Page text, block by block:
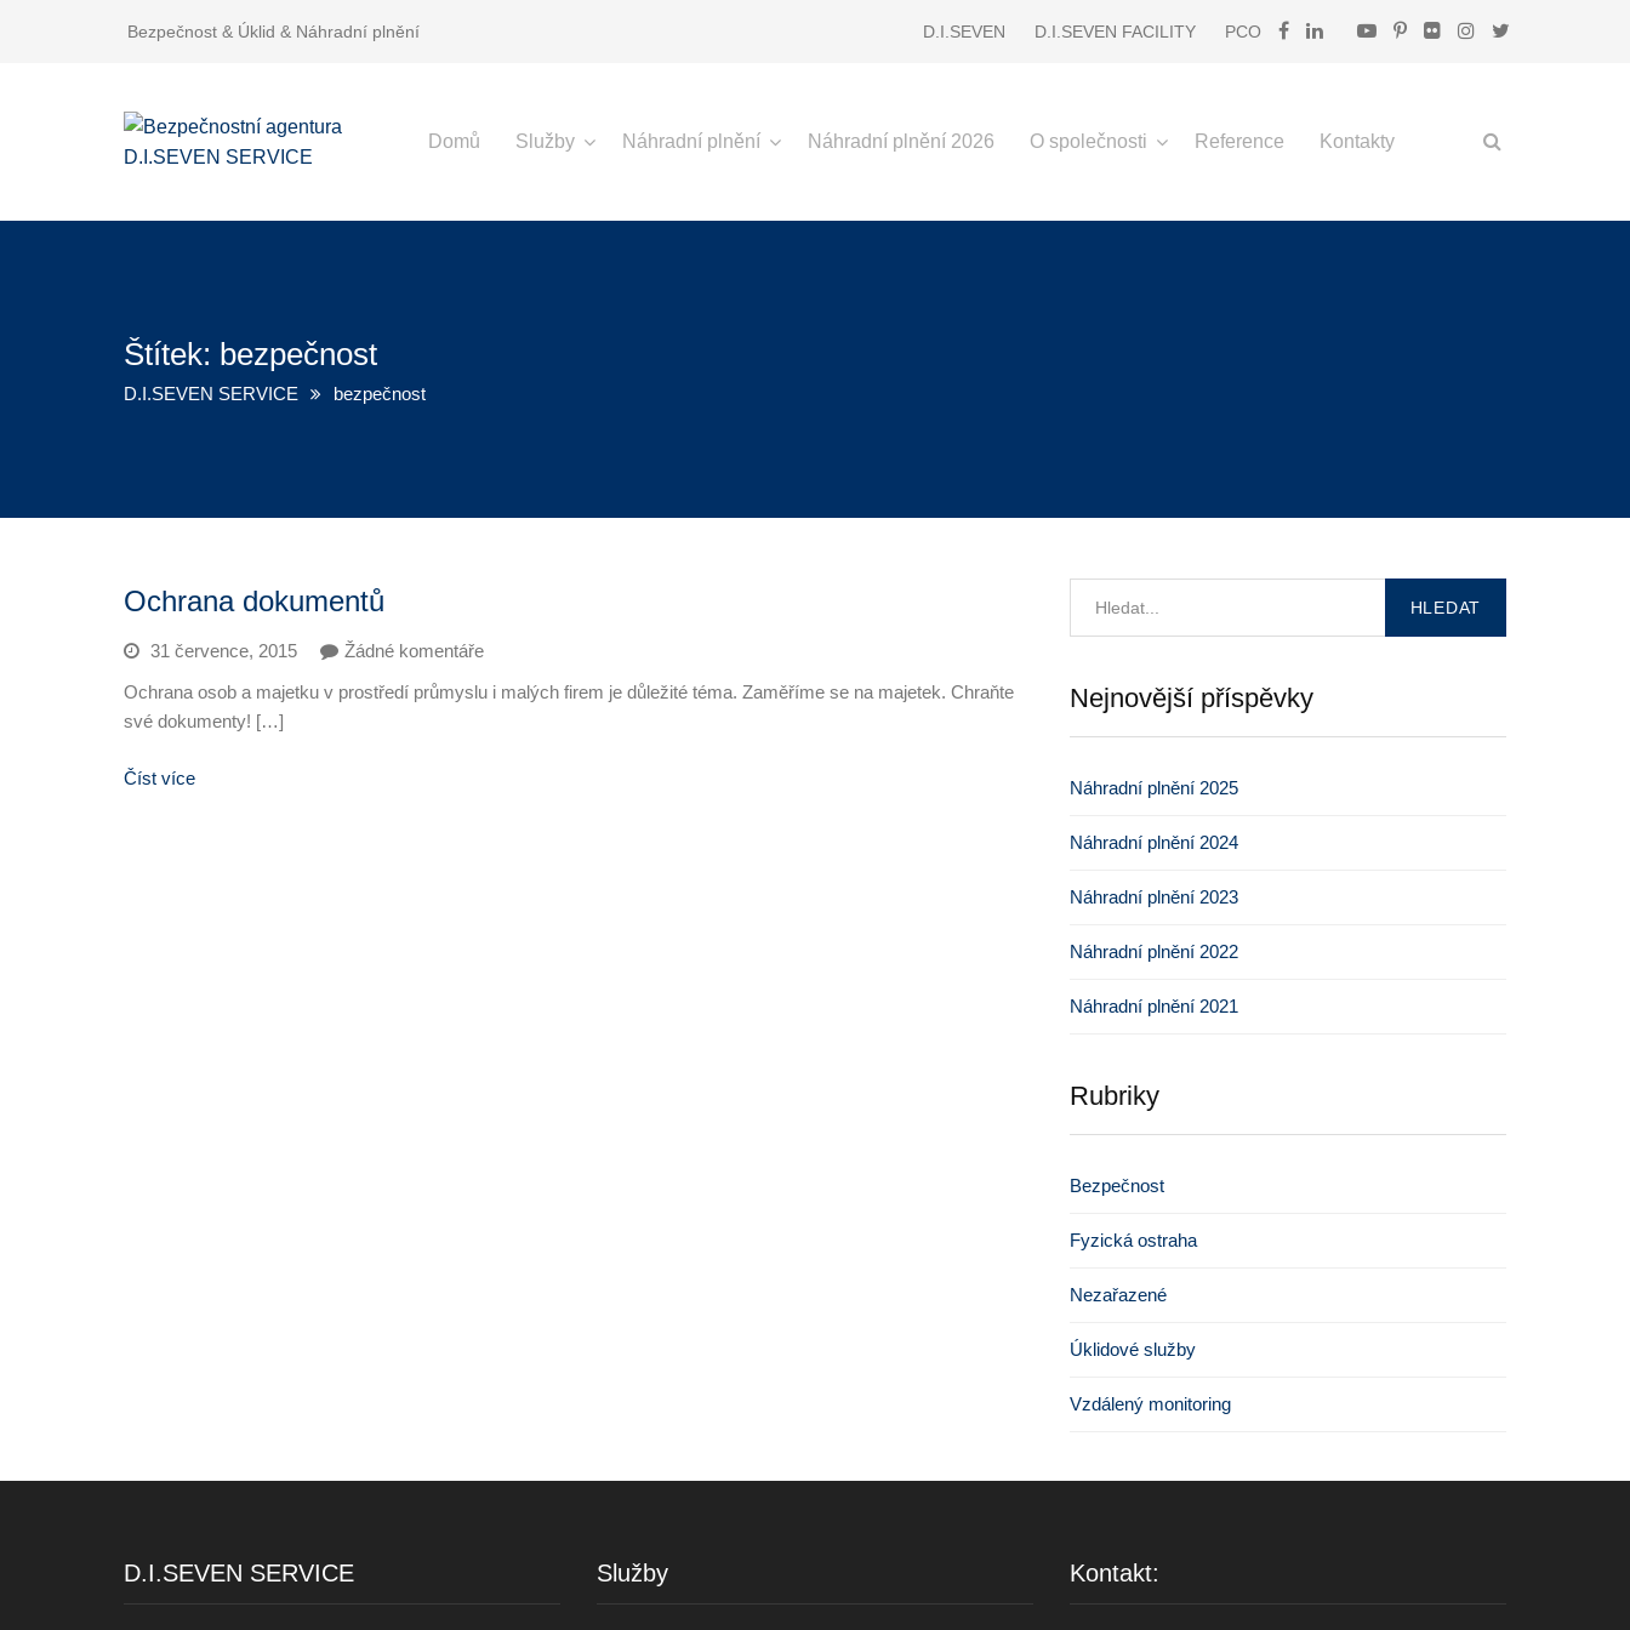
Bezpečnost & Úklid & Náhradní plnění D.I.SEVEN D.I.SEVEN FACILITY PCO
Domů Služby Náhradní plnění Náhradní plnění 2026 O společnosti Reference Kontakty
Štítek: bezpečnost
D.I.SEVEN SERVICE bezpečnost
Ochrana dokumentů
31 července, 2015
Žádné komentáře
Ochrana osob a majetku v prostředí průmyslu i malých firem je důležité téma. Zaměříme se na majetek. Chraňte
své dokumenty! […]
Číst více
Nejnovější příspěvky
Náhradní plnění 2025
Náhradní plnění 2024
Náhradní plnění 2023
Náhradní plnění 2022
Náhradní plnění 2021
Rubriky
Bezpečnost
Fyzická ostraha
Nezařazené
Úklidové služby
Vzdálený monitoring
D.I.SEVEN SERVICE Služby Kontakt: